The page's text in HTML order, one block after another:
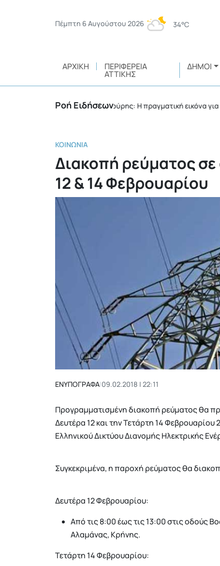
Πέμπτη 6 Αυγούστου 2026 34°C
ΑΡΧΙΚΉ ΠΕΡΙΦΈΡΕΙΑ
ΑΤΤΙΚΉΣ
ΔΉΜΟΙ
Ροή Ειδήσεων
Π. Μανούρης: H πραγματική εικόνα για τις
ΚΟΙΝΩΝΊΑ
Διακοπή ρεύματος σε
12 & 14 Φεβρουαρίου
ΕΝΥΠΟΓΡΑΦΑ|09.02.2018 | 22:11
Προγραμματισμένη διακοπή ρεύματος θα
Δευτέρα 12 και την Τετάρτη 14
Ελληνικού Δικτύου Διανομής Ηλεκτρικής
Συγκεκριμένα, η παροχή ρεύματος θα
Δευτέρα 12 Φεβρουαρίου:
Από τις 8:00 έως τις 13:00 στις οδούς
Αλαμάνας, Κρήνης.
Τετάρτη 14 Φεβρουαρίου: